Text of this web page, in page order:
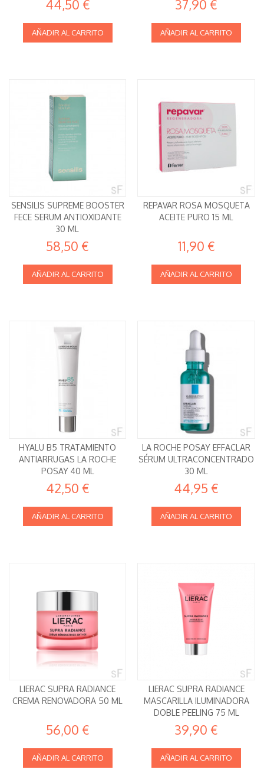
44,50 €
AÑADIR AL CARRITO
37,90 €
AÑADIR AL CARRITO
SENSILIS SUPREME BOOSTER
FECE SERUM ANTIOXIDANTE
30 ML
58,50 €
AÑADIR AL CARRITO
REPAVAR ROSA MOSQUETA
ACEITE PURO 15 ML
11,90 €
AÑADIR AL CARRITO
HYALU B5 TRATAMIENTO
ANTIARRUGAS LA ROCHE
POSAY 40 ML
42,50 €
AÑADIR AL CARRITO
LA ROCHE POSAY EFFACLAR
SÉRUM ULTRACONCENTRADO
30 ML
44,95 €
AÑADIR AL CARRITO
LIERAC SUPRA RADIANCE
CREMA RENOVADORA 50 ML
56,00 €
AÑADIR AL CARRITO
LIERAC SUPRA RADIANCE
MASCARILLA ILUMINADORA
DOBLE PEELING 75 ML
39,90 €
AÑADIR AL CARRITO